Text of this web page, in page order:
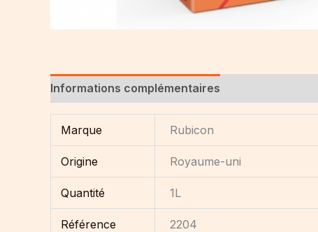
Informations complémentaires
Marque Rubicon
Origine Royaume-uni
Quantité 1L
Référence 2204